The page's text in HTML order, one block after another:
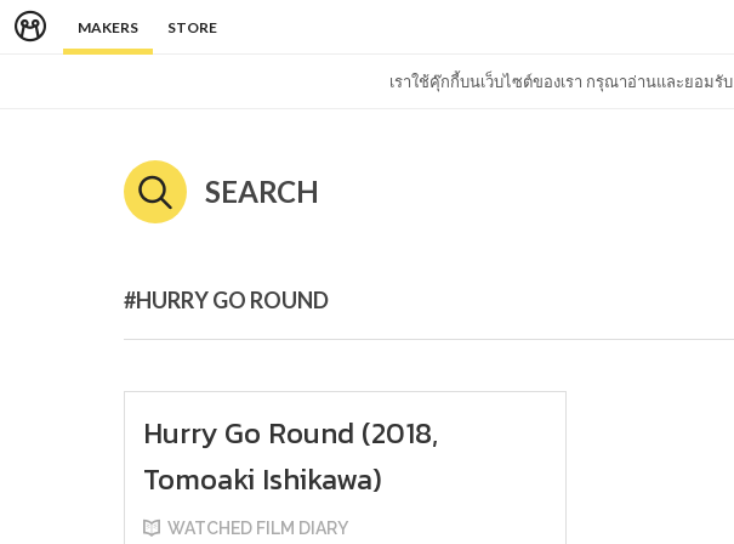
MAKERS STORE
เราใช้คุ๊กกี้บนเว็บไซต์ของเรา กรุณาอ่านและยอมรับ
SEARCH
#HURRY GO ROUND
Hurry Go Round (2018,
Tomoaki Ishikawa)
WATCHED FILM DIARY